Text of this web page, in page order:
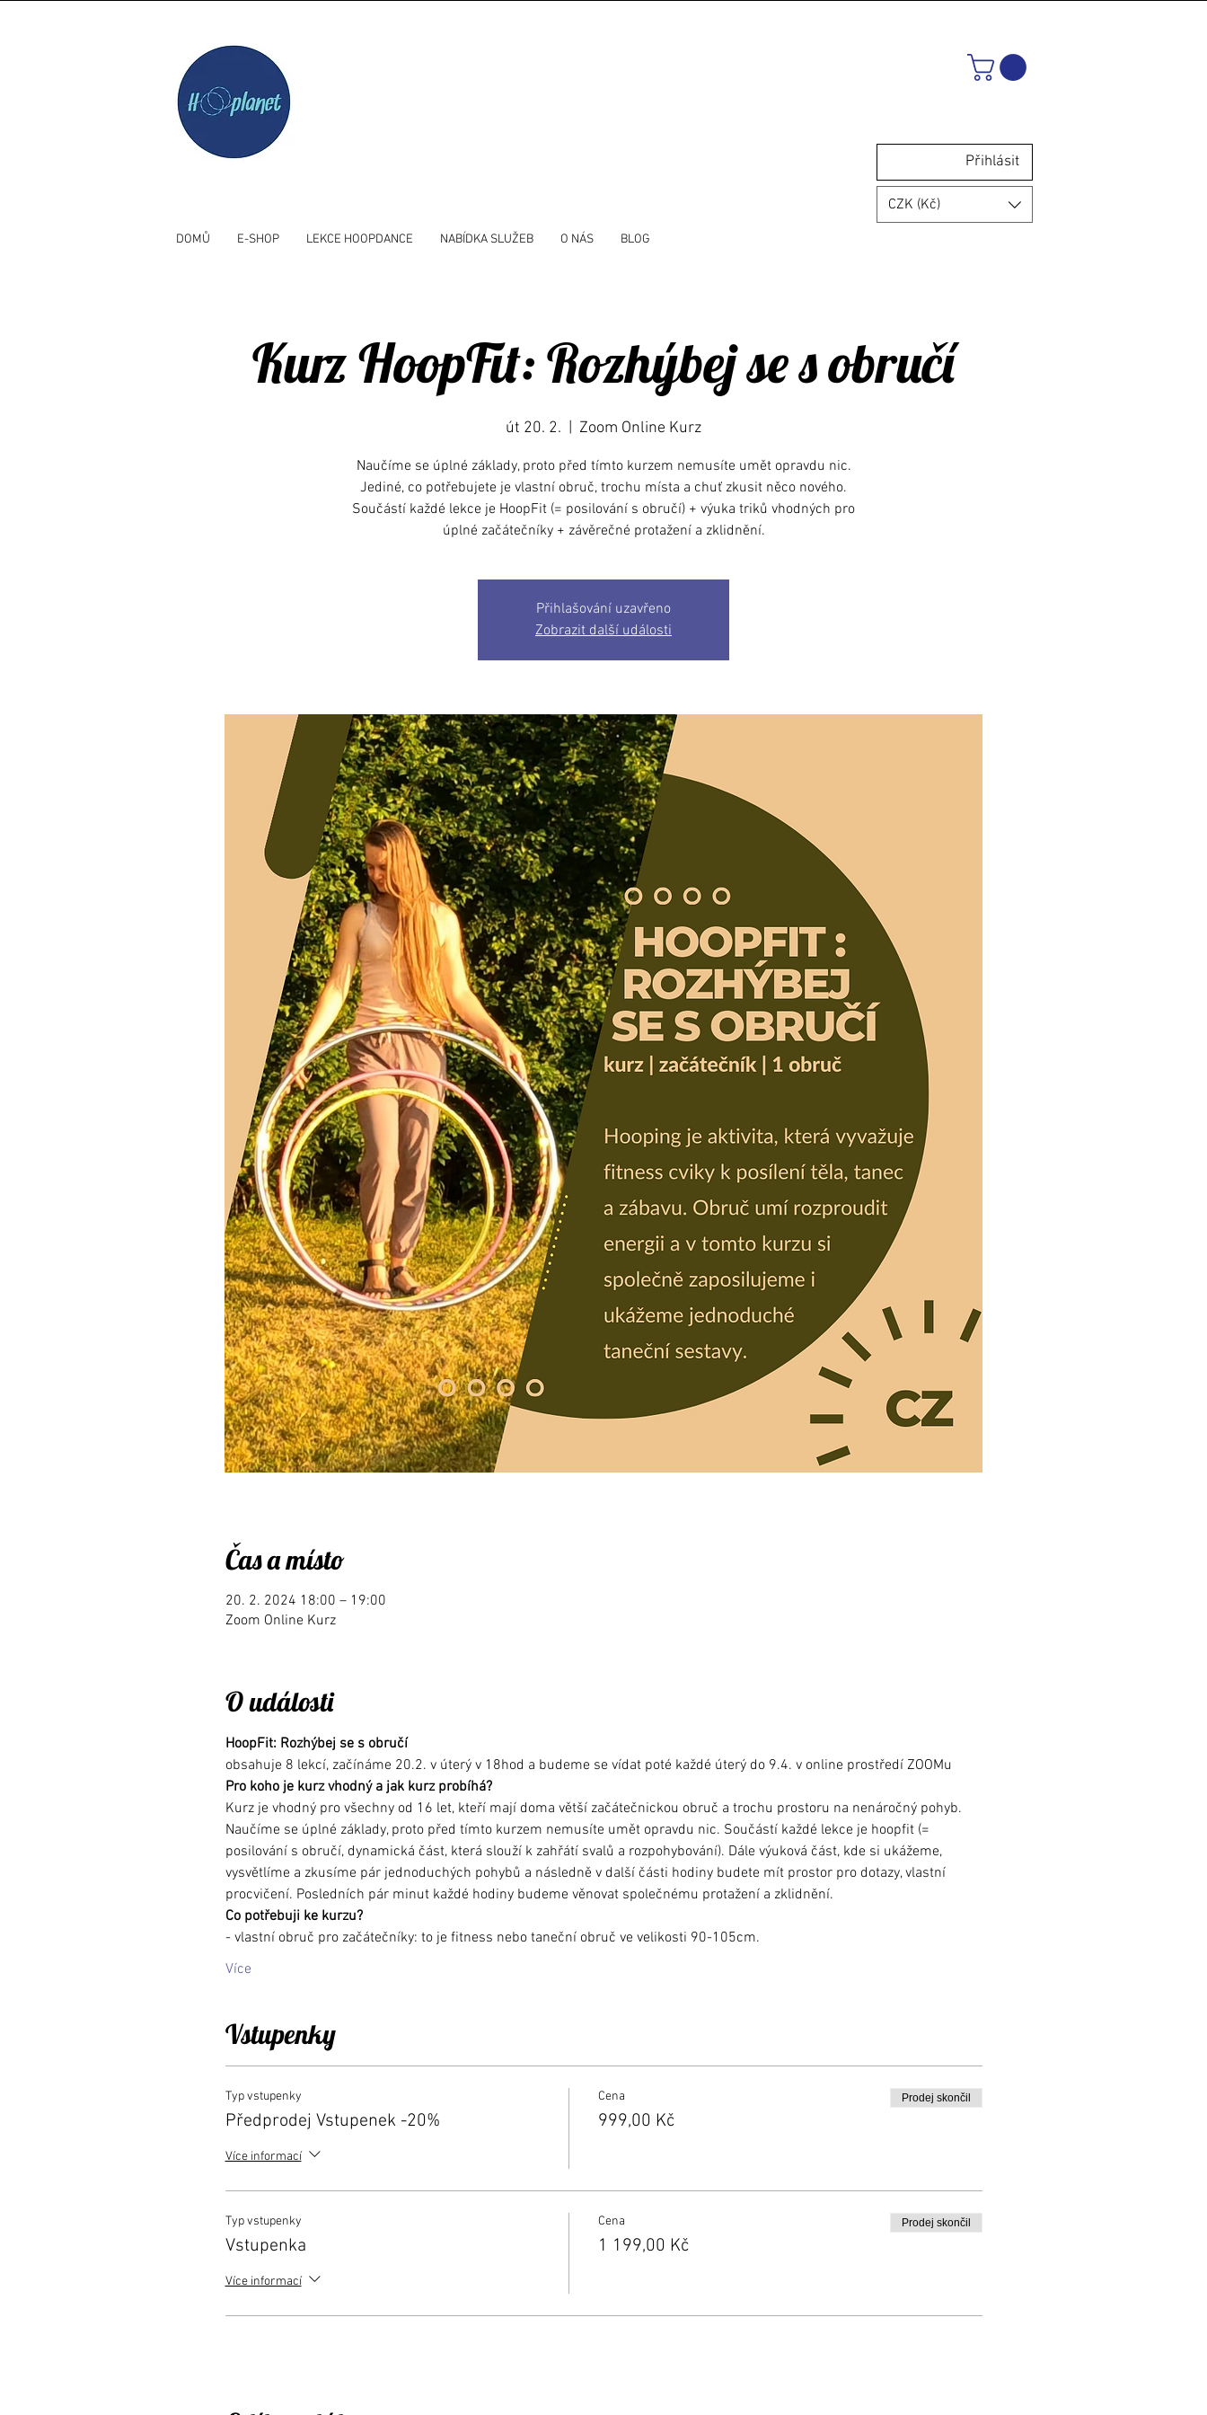
Přihlásit
CZK (Kč)
DOMŮ E-SHOP LEKCE HOOPDANCE NABÍDKA SLUŽEB O NÁS BLOG
Kurz HoopFit: Rozhýbej se s obručí
út 20. 2. Zoom Online Kurz
Naučíme se úplné základy, proto před tímto kurzem nemusíte umět opravdu nic.
Jediné, co potřebujete je vlastní obruč, trochu místa a chuť zkusit něco nového.
Součástí každé lekce je HoopFit (= posilování s obručí) + výuka triků vhodných pro
úplné začátečníky + závěrečné protažení a zklidnění.
Přihlašování uzavřeno
Zobrazit další události
Čas a místo
20. 2. 2024 18:00 – 19:00
Zoom Online Kurz
O události
HoopFit: Rozhýbej se s obručí
obsahuje 8 lekcí, začínáme 20.2. v úterý v 18hod a budeme se vídat poté každé úterý do 9.4. v online prostředí ZOOMu
Pro koho je kurz vhodný a jak kurz probíhá?
Kurz je vhodný pro všechny od 16 let, kteří mají doma větší začátečnickou obruč a trochu prostoru na nenáročný pohyb.
Naučíme se úplné základy, proto před tímto kurzem nemusíte umět opravdu nic. Součástí každé lekce je hoopfit (=
posilování s obručí, dynamická část, která slouží k zahřátí svalů a rozpohybování). Dále výuková část, kde si ukážeme,
vysvětlíme a zkusíme pár jednoduchých pohybů a následně v další části hodiny budete mít prostor pro dotazy, vlastní
procvičení. Posledních pár minut každé hodiny budeme věnovat společnému protažení a zklidnění.
Co potřebuji ke kurzu?
- vlastní obruč pro začátečníky: to je fitness nebo taneční obruč ve velikosti 90-105cm.
Více
Vstupenky
Typ vstupenky
Předprodej Vstupenek -20%
Více informací
Cena
999,00 Kč
Prodej skončil
Typ vstupenky
Vstupenka
Více informací
Cena
1 199,00 Kč
Prodej skončil